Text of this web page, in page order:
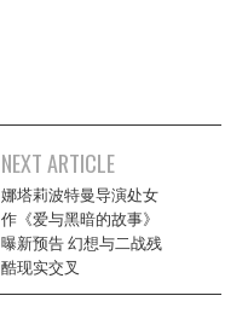
NEXT ARTICLE
娜塔莉波特曼导演处女
作《爱与黑暗的故事》
曝新预告 幻想与二战残
酷现实交叉